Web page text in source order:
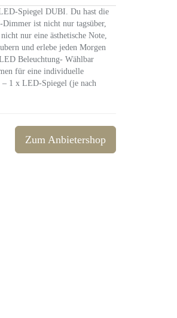
Spiegel DUBI. Du hast die
Dimmer ist nicht nur tagsüber,
nur eine ästhetische Note,
und erlebe jeden Morgen
Beleuchtung- Wählbar
für eine individuelle
– 1 x LED-Spiegel (je nach
Zum Anbietershop